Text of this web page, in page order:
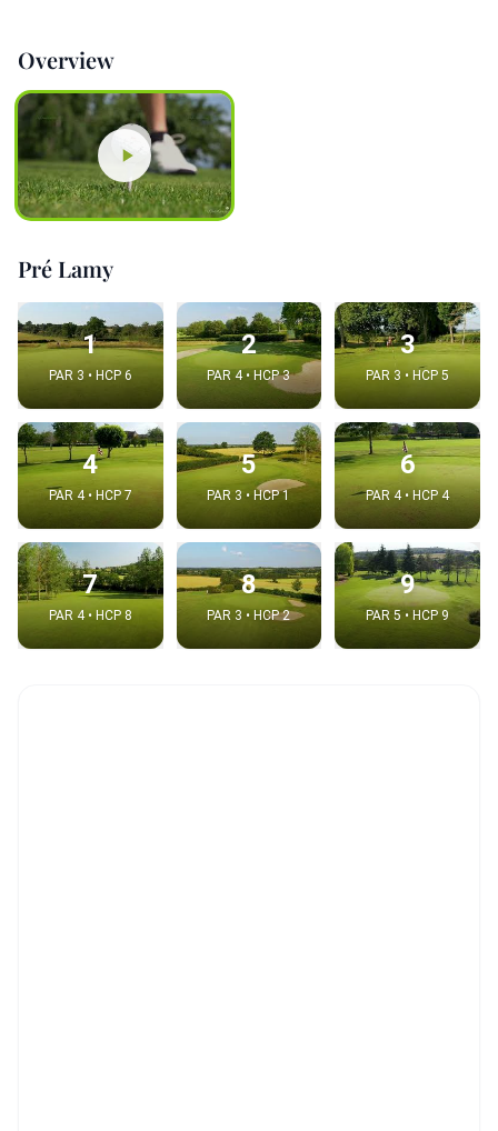
Overview
Pré Lamy
1
PAR 3 • HCP 6
2
PAR 4 • HCP 3
3
PAR 3 • HCP 5
4
PAR 4 • HCP 7
5
PAR 3 • HCP 1
6
PAR 4 • HCP 4
7
PAR 4 • HCP 8
8
PAR 3 • HCP 2
9
PAR 5 • HCP 9